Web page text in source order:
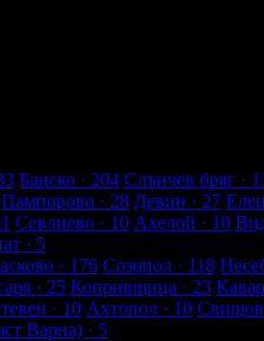
Банско · 204 Слънчев бряг ·
Пампорово · 28 Девин · 27
Севлиево · 10 Ахелой · 10
· 5
· 176 Созопол · 118
· 25 Копривщица · 23
· 10 Ахтопол · 10 Свищов
Варна) · 5